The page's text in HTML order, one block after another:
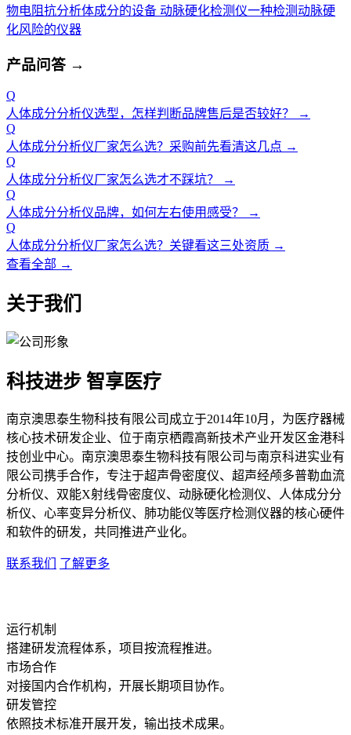
物电阻抗分析体成分的设备 动脉硬化检测仪一种检测动脉硬
化风险的仪器
产品问答 →
Q
人体成分分析仪选型，怎样判断品牌售后是否较好？
→
Q
人体成分分析仪厂家怎么选？采购前先看清这几点 →
Q
人体成分分析仪厂家怎么选才不踩坑？
→
Q
人体成分分析仪品牌，如何左右使用感受？
→
Q
人体成分分析仪厂家怎么选？关键看这三处资质 →
查看全部 →
关于我们
科技进步 智享医疗
南京澳思泰生物科技有限公司成立于2014年10月，为医疗器械
核心技术研发企业、位于南京栖霞高新技术产业开发区金港科
技创业中心。南京澳思泰生物科技有限公司与南京科进实业有
限公司携手合作，专注于超声骨密度仪、超声经颅多普勒血流
分析仪、双能X射线骨密度仪、动脉硬化检测仪、人体成分分
析仪、心率变异分析仪、肺功能仪等医疗检测仪器的核心硬件
和软件的研发，共同推进产业化。
联系我们 了解更多
运行机制
搭建研发流程体系，项目按流程推进。
市场合作
对接国内合作机构，开展长期项目协作。
研发管控
依照技术标准开展开发，输出技术成果。